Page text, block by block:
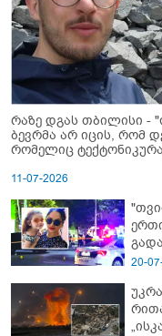
რაზე დგას თბილისი -
ბევრმა არ იცის, რომ
რომელიც
11-07-2026
-
20-